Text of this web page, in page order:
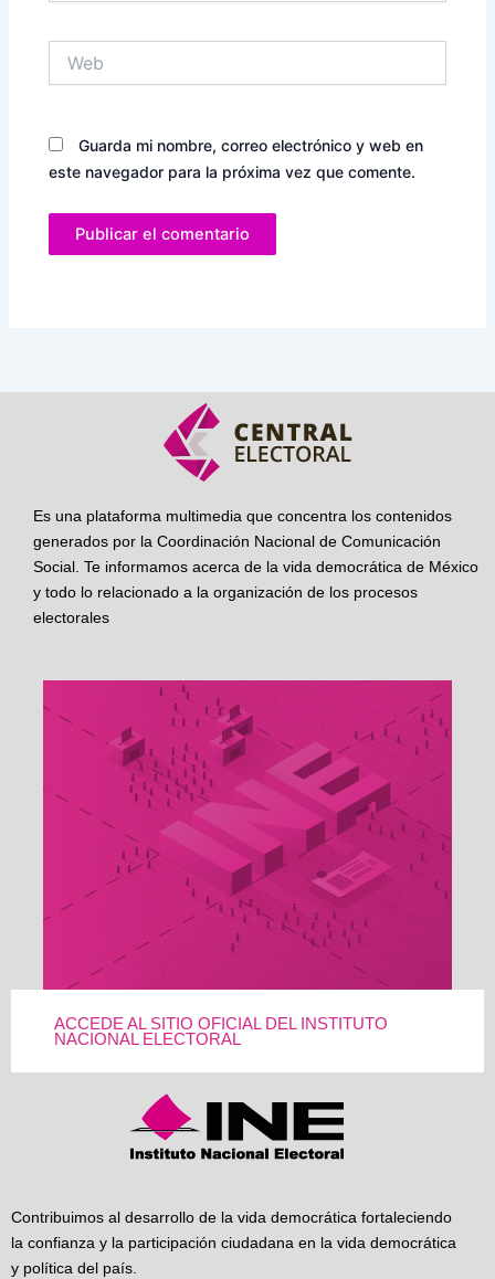
Guarda mi nombre, correo electrónico y web en
este navegador para la próxima vez que comente.
Es una plataforma multimedia que concentra los contenidos
generados por la Coordinación Nacional de Comunicación
Social. Te informamos acerca de la vida democrática de México
y todo lo relacionado a la organización de los procesos
electorales
ACCEDE AL SITIO OFICIAL DEL INSTITUTO
NACIONAL ELECTORAL
Contribuimos al desarrollo de la vida democrática fortaleciendo
la confianza y la participación ciudadana en la vida democrática
y política del país.